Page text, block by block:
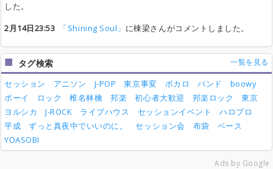
した。
2月14日23:53
「Shining Soul」 に棟梁さんがコメントしました。
タグ検索 一覧を見る
セッション アニソン J-POP 東京事変 ボカロ バンド
boowy
ボーイ
ロック 椎名林檎 邦楽 初心者大歓迎 邦楽ロック
東京
ヨルシカ
J-ROCK ライブハウス セッションイベント
ハロプロ
平成
ずっと真夜中でいいのに。 セッション会 布袋
ベース
YOASOBI
Ads by Google